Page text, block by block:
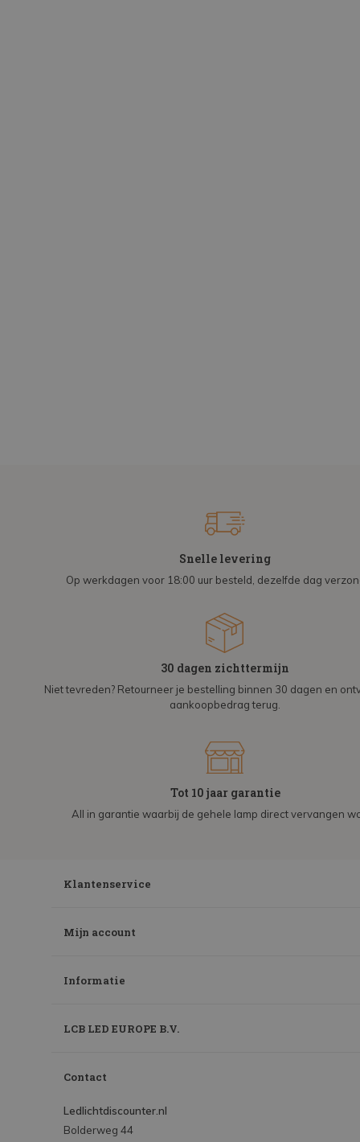
Snelle levering
Op werkdagen voor 18:00 uur besteld, dezelfde dag
30 dagen zichttermijn
Niet tevreden? Retourneer je bestelling binnen 30 dagen en
aankoopbedrag terug.
Tot 10 jaar garantie
All in garantie waarbij de gehele lamp direct vervangen
Klantenservice
Mijn account
Informatie
LCB LED EUROPE B.V.
Contact
Ledlichtdiscounter.nl
Bolderweg 44